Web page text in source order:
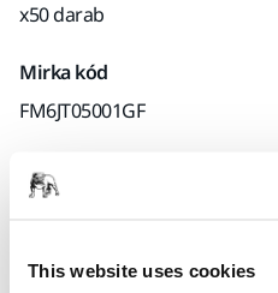
This website uses cookies
x50 darab
Mirka kód
FM6JT05001GF
Műszaki részletek